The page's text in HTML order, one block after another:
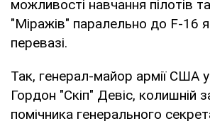
можливості навчання пілотів
"Міражів" паралельно до F-16
перевазі.
Так, генерал-майор армії США у
Гордон "Скіп" Девіс, колишній
помічника генерального